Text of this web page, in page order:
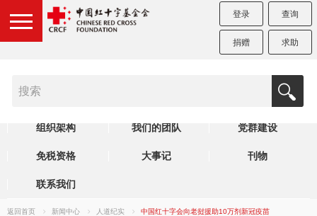
登录 查询
捐赠 求助
机构简介
组织架构 我们的团队 党群建设
免税资格 大事记 刊物
联系我们
返回首页 新闻中心 人道纪实 中国红十字会向老挝援助10万剂新冠疫苗